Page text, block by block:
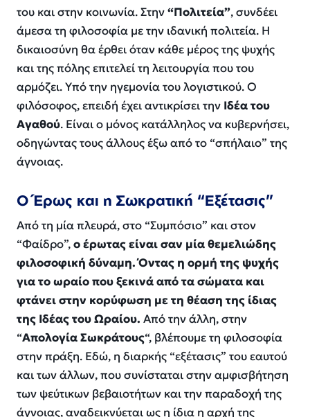
του και στην κοινωνία. Στην“Πολιτεία”, συνδέει
άμεσα τη φιλοσοφία με την ιδανική πολιτεία. Η
δικαιοσύνη θα έρθει όταν κάθε μέρος της ψυχής
και της πόλης επιτελεί τη λειτουργία που του
αρμόζει. Υπό την ηγεμονία του λογιστικού. Ο
φιλόσοφος, επειδή έχει αντικρίσει την Ιδέα του
Αγαθού. Είναι ο μόνος κατάλληλος να κυβερνήσει,
οδηγώντας τους άλλους έξω από το “σπήλαιο” της
άγνοιας.
Ο Έρως και η Σωκρατική “Εξέτασις”
Από τη μία πλευρά, στο “Συμπόσιο” και στον
“Φαίδρο”,ο έρωτας είναι σαν μία θεμελιώδης
φιλοσοφική δύναμη. Όντας η ορμή της ψυχής
για το ωραίο που ξεκινά από τα σώματα και
φτάνει στην κορύφωση με τη θέαση της ίδιας
της Ιδέας του Ωραίου. Από την άλλη, στην
“Απολογία Σωκράτους“, βλέπουμε τη φιλοσοφία
στην πράξη. Εδώ, η διαρκής “εξέτασις” του εαυτού
και των άλλων, που συνίσταται στην αμφισβήτηση
των ψεύτικων βεβαιοτήτων και την παραδοχή της
άγνοιας, αναδεικνύεται ως η ίδια η αρχή της